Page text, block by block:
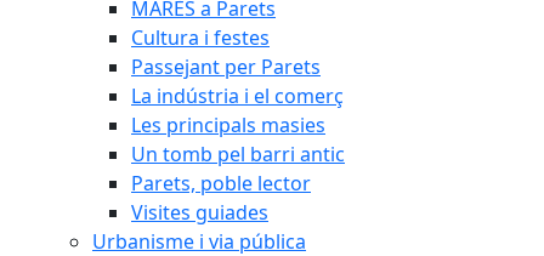
MARÈS a Parets
Cultura i festes
Passejant per Parets
La indústria i el comerç
Les principals masies
Un tomb pel barri antic
Parets, poble lector
Visites guiades
Urbanisme i via pública